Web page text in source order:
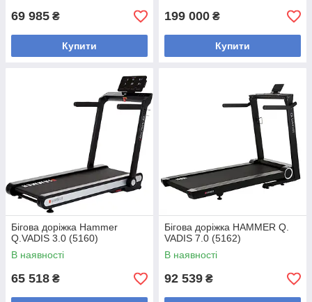
69 985 ₴
Купити
199 000 ₴
Купити
Бігова доріжка Hammer
Q.VADIS 3.0 (5160)
В наявності
65 518 ₴
Бігова доріжка HAMMER Q.
VADIS 7.0 (5162)
В наявності
92 539 ₴